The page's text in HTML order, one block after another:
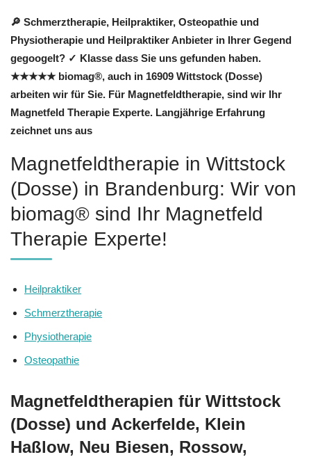
🔎 Schmerztherapie, Heilpraktiker, Osteopathie und
Physiotherapie und Heilpraktiker Anbieter in Ihrer Gegend
gegoogelt? ✓ Klasse dass Sie uns gefunden haben.
★★★★★ biomag®, auch in 16909 Wittstock (Dosse)
arbeiten wir für Sie. Für Magnetfeldtherapie, sind wir Ihr
Magnetfeld Therapie Experte. Langjährige Erfahrung
zeichnet uns aus
Magnetfeldtherapie in Wittstock
(Dosse) in Brandenburg: Wir von
biomag® sind Ihr Magnetfeld
Therapie Experte!
Heilpraktiker
Schmerztherapie
Physiotherapie
Osteopathie
Magnetfeldtherapien für Wittstock
(Dosse) und Ackerfelde, Klein
Haßlow, Neu Biesen, Rossow,